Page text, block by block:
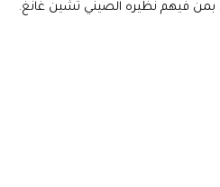
فيهم نظيره الصيني تشين غانغ.